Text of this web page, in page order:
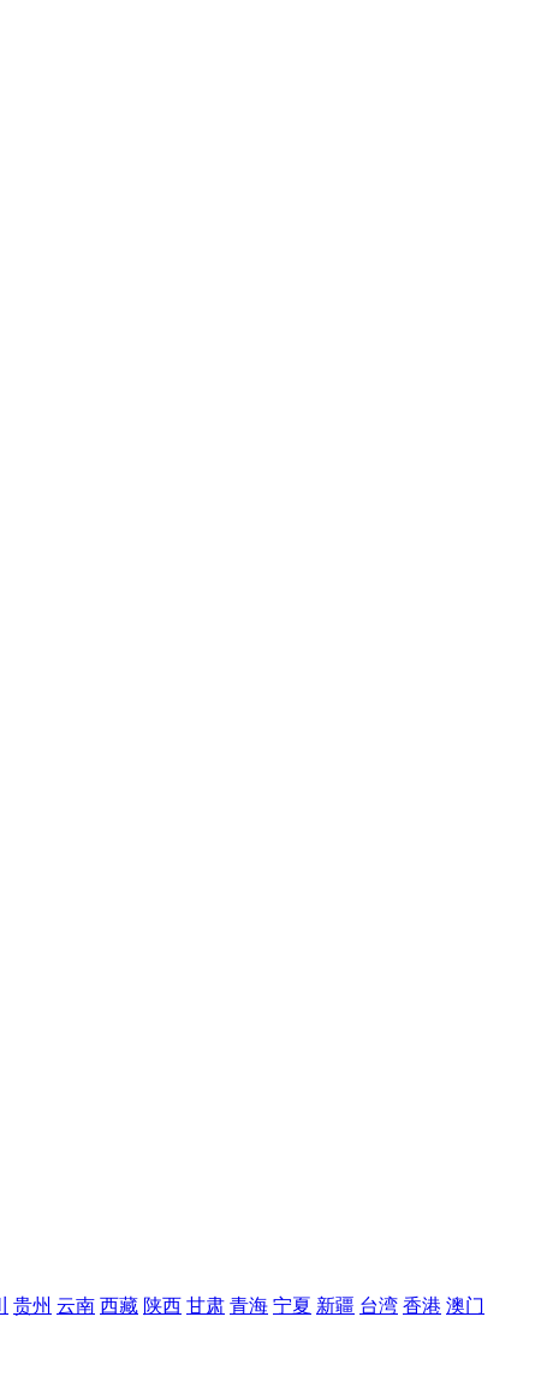
贵州 云南 西藏 陕西 甘肃 青海 宁夏 新疆 台湾 香港 澳门